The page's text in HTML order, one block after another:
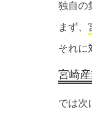
独自の
まず、
それに
宮崎
では次